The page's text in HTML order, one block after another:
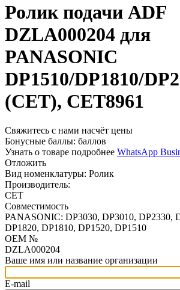
Ролик подачи ADF
DZLA000204 для
PANASONIC
DP1510/DP1810/
(CET), CET8961
Свяжитесь с нами насчёт цены
Бонусные баллы: баллов
Узнать о товаре подробнее WhatsApp
Отложить
Вид номенклатуры: Ролик
Производитель:
CET
Совместимость
PANASONIC: DP3030, DP3010, DP2330,
DP1820, DP1810, DP1520, DP1510
OEM №
DZLA000204
Ваше имя или название организации
E-mail